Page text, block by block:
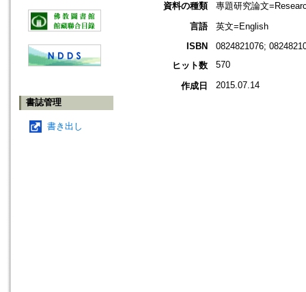
書誌管理
書き出し
資料の種類
專題研究論文
言語
英文=English
ISBN
0824821076;
ヒット数
570
作成日 2015.07.14